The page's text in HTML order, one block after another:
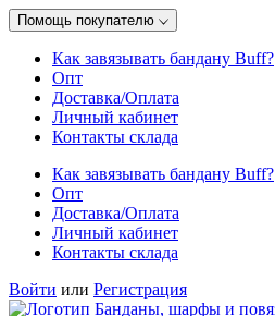
Помощь покупателю
Как завязывать бандану Buff?
Опт
Доставка/Оплата
Личный кабинет
Контакты склада
Как завязывать бандану Buff?
Опт
Доставка/Оплата
Личный кабинет
Контакты склада
Войти или Регистрация